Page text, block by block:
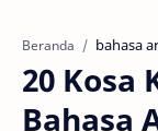
Beranda bahasa
20 Kosa
Bahasa